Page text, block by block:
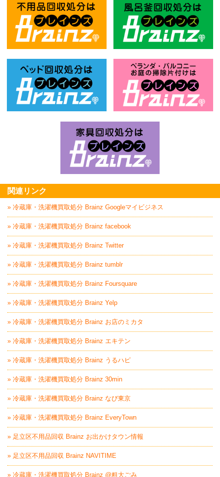
関連リンク
» 冷蔵庫・洗濯機買取処分 Brainz Googleマイビジネス
» 冷蔵庫・洗濯機買取処分 Brainz facebook
» 冷蔵庫・洗濯機買取処分 Brainz Twitter
» 冷蔵庫・洗濯機買取処分 Brainz tumblr
» 冷蔵庫・洗濯機買取処分 Brainz Foursquare
» 冷蔵庫・洗濯機買取処分 Brainz Yelp
» 冷蔵庫・洗濯機買取処分 Brainz お店のミカタ
» 冷蔵庫・洗濯機買取処分 Brainz エキテン
» 冷蔵庫・洗濯機買取処分 Brainz うるハピ
» 冷蔵庫・洗濯機買取処分 Brainz 30min
» 冷蔵庫・洗濯機買取処分 Brainz なび東京
» 冷蔵庫・洗濯機買取処分 Brainz EveryTown
» 足立区不用品回収 Brainz お出かけタウン情報
» 足立区不用品回収 Brainz NAVITIME
» 冷蔵庫・洗濯機買取処分 Brainz @粗大ごみ